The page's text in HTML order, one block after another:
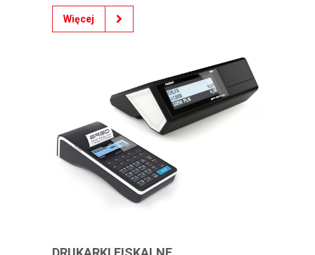
Więcej